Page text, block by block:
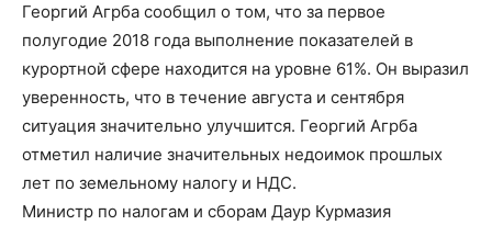
Георгий Агрба сообщил о том, что за первое
полугодие 2018 года выполнение показателей в
курортной сфере находится на уровне 61%. Он выразил
уверенность, что в течение августа и сентября
ситуация значительно улучшится. Георгий Агрба
отметил наличие значительных недоимок прошлых
лет по земельному налогу и НДС.
Министр по налогам и сборам Даур Курмазия